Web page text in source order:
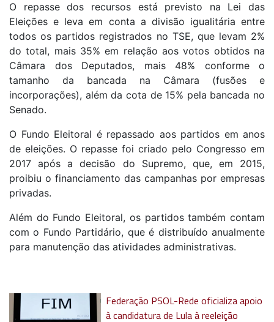
O repasse dos recursos está previsto na Lei das
Eleições e leva em conta a divisão igualitária entre
todos os partidos registrados no TSE, que levam 2%
do total, mais 35% em relação aos votos obtidos na
Câmara dos Deputados, mais 48% conforme o
tamanho da bancada na Câmara (fusões e
incorporações), além da cota de 15% pela bancada no
Senado.
O Fundo Eleitoral é repassado aos partidos em anos
de eleições. O repasse foi criado pelo Congresso em
2017 após a decisão do Supremo, que, em 2015,
proibiu o financiamento das campanhas por empresas
privadas.
Além do Fundo Eleitoral, os partidos também contam
com o Fundo Partidário, que é distribuído anualmente
para manutenção das atividades administrativas.
Federação PSOL-Rede oficializa apoio
à candidatura de Lula à reeleição